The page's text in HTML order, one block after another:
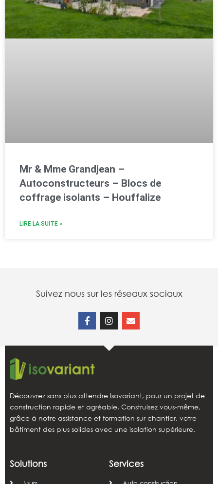
Mr & Mme Grandjean –
Autoconstructeurs – Blocs de
coffrage isolants – Houffalize
LIRE LA SUITE »
Suivez nous sur les réseaux sociaux
Découvrez sans plus attendre Isovariant, pour un projet de
construction rapide et agréable. Construisez vous-même,
grâce à notre assistance et formation sur chantier, votre
bâtiment des plus solides avec une isolation supérieure.
Solutions Services